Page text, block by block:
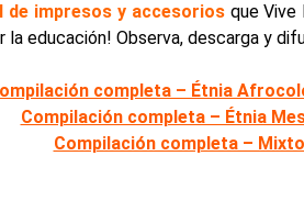
de impresos y accesoriosque Vive
la educación! Observa, descarga y
completa – Étnia
Compilación completa – Étnia
Compilación completa – Mixto